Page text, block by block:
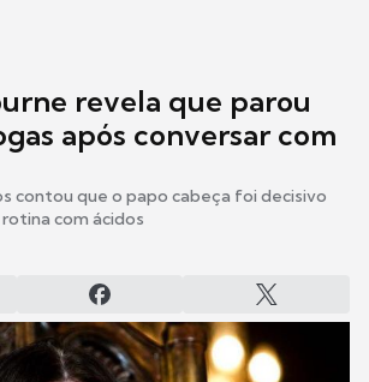
revela que parou
após conversar com
contou que o papo cabeça foi decisivo
com ácidos